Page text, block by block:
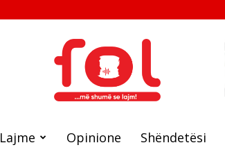
FOL
Lajme Opinione Shëndetësi